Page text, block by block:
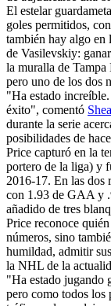
El estelar
goles permitidos,
también hay algo en
de Vasilevskiy:
la muralla de Tampa
pero uno de los dos
"Ha estado
éxito", comentó
durante la serie
posibilidades de
Price capturó en la
portero de la liga) y
2016-17. En las dos
con 1.93 de GAA y
añadido de tres
Price reconoce
números, sino
humildad, admitir
la NHL de la
"Ha estado jugando
pero como todos los